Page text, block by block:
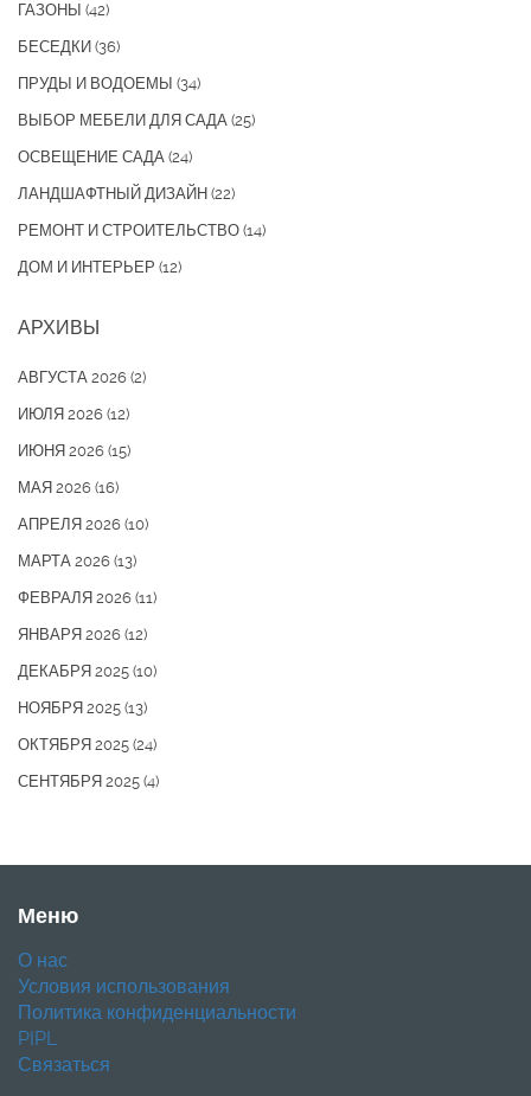
ГАЗОНЫ (42)
БЕСЕДКИ (36)
ПРУДЫ И ВОДОЕМЫ (34)
ВЫБОР МЕБЕЛИ ДЛЯ САДА (25)
ОСВЕЩЕНИЕ САДА (24)
ЛАНДШАФТНЫЙ ДИЗАЙН (22)
РЕМОНТ И СТРОИТЕЛЬСТВО (14)
ДОМ И ИНТЕРЬЕР (12)
АРХИВЫ
АВГУСТА 2026 (2)
ИЮЛЯ 2026 (12)
ИЮНЯ 2026 (15)
МАЯ 2026 (16)
АПРЕЛЯ 2026 (10)
МАРТА 2026 (13)
ФЕВРАЛЯ 2026 (11)
ЯНВАРЯ 2026 (12)
ДЕКАБРЯ 2025 (10)
НОЯБРЯ 2025 (13)
ОКТЯБРЯ 2025 (24)
СЕНТЯБРЯ 2025 (4)
Меню
О нас
Условия использования
Политика конфиденциальности
PIPL
Связаться